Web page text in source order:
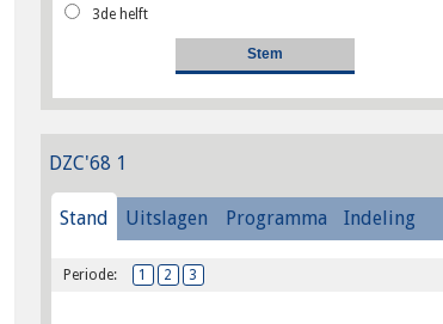
3de helft
DZC'68 1
Stand Uitslagen Programma Indeling
Periode: 1 2 3